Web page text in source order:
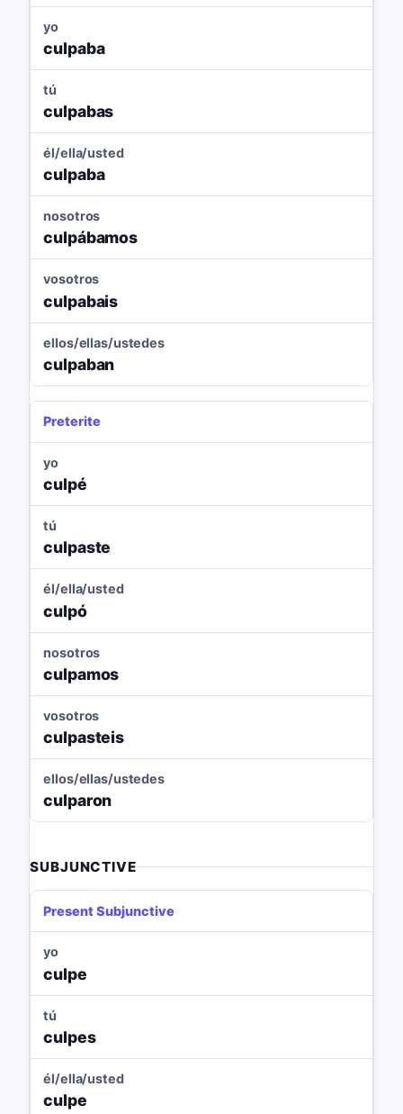
yo
culpaba
tú
culpabas
él/ella/usted
culpaba
nosotros
culpábamos
vosotros
culpabais
ellos/ellas/ustedes
culpaban
Preterite
yo
culpé
tú
culpaste
él/ella/usted
culpó
nosotros
culpamos
vosotros
culpasteis
ellos/ellas/ustedes
culparon
SUBJUNCTIVE
Present Subjunctive
yo
culpe
tú
culpes
él/ella/usted
culpe